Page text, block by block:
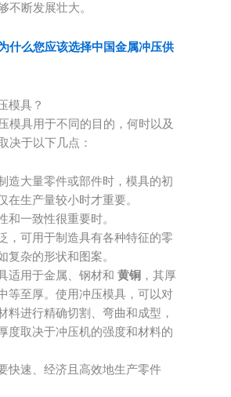
不断发展壮大。
什么您应该选择中国金属冲压供
模具？
模具用于不同的目的，何时以及
决于以下几点：
造大量零件或部件时，模具的初
在生产量较小时才重要。
和一致性很重要时。
，可用于制造具有各种特征的零
复杂的形状和图案。
适用于金属、钢材和 黄铜 ，其厚
等至厚。使用冲压模具，可以对
料进行精确切割、弯曲和成型，
度取决于冲压机的强度和材料的
快速、经济且高效地生产零件